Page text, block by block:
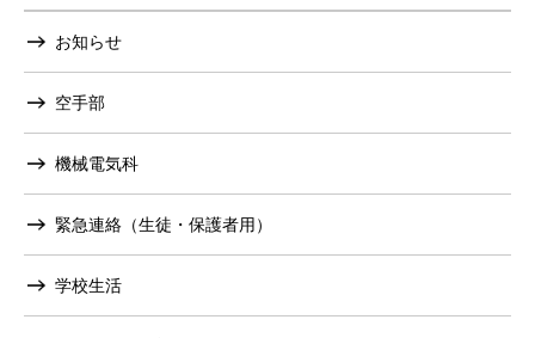
お知らせ
空手部
機械電気科
緊急連絡（生徒・保護者用）
学校生活